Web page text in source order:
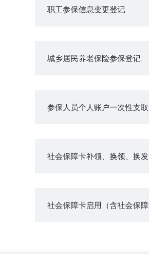
职工参保信息变更登记
城乡居民养老保险参保登记
参保人员个人账户一次性支取
社会保障卡补领、换领、换发